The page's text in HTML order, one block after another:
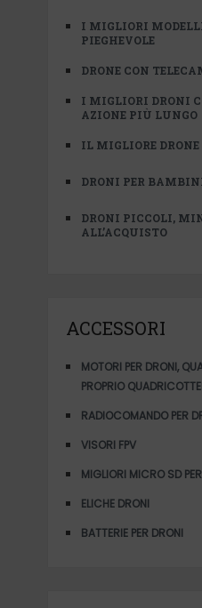
I MIGLIORI
PIEGHEVOLE
DRONE CON
I MIGLIORI DRONI
AZIONE PIÙ LUNGO
IL MIGLIORE DRONE
DRONI PER
DRONI PICCOLI,
ALL’ACQUISTO
ACCESSORI
MOTORI PER DRONI,
PROPRIO
RADIOCOMANDO PER
VISORI FPV
MIGLIORI MICRO SD
ELICHE DRONI
BATTERIE PER DRONI